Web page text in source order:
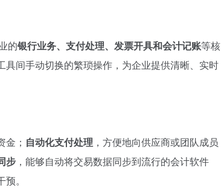
的银行业务、支付处理、发票开具和会计记账等核
间手动切换的繁琐操作，为企业提供清晰、实时
金； 自动化支付处理 ，方便地向供应商或团队成员
步 ，能够自动将交易数据同步到流行的会计软件
。